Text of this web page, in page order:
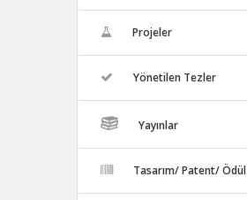
Projeler
Yönetilen Tezler
Yayınlar
Tasarım/ Patent/ Ödül